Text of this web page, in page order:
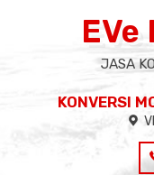
EVe
JASA
KONVERSI